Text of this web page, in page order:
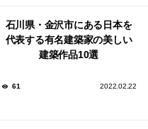
石川県・金沢市にある日本を
代表する有名建築家の美しい
建築作品10選
61 2022.02.22